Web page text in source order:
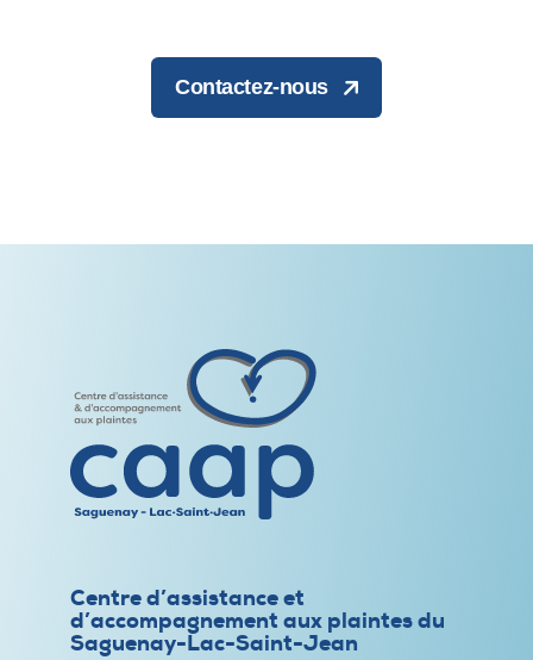
Contactez-nous
Centre d’assistance et
d’accompagnement aux plaintes du
Saguenay-Lac-Saint-Jean